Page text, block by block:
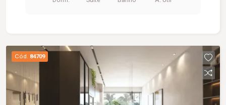
acesso para 02 quartos, sendo 01 deles com
funcionalidade no dia a dia. Com piso em
cerâmica e aproximadamente 50,00 m² de área
privativa, este apartamento reúne um excelente
padrão de acabamento em um ambiente moderno
e bem distribuído. Agende sua visita e venha
Cód. 84709